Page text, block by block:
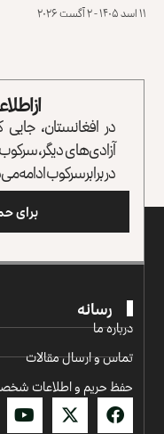
۱۱ اسد ۱۴۰۵ - ۲ آگست ۲۰۲۶
از
در افغانستان، جایی
آزادی‌های دیگر،
در برابر سرکوب ادامه
برای
رسانه
درباره ما
تماس و ارسال مقالات
حفظ حریم و اطلاعات